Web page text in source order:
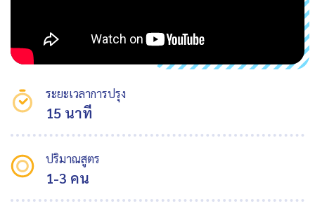
ระยะเวลาการปรุง
15 นาที
ปริมาณสูตร
1-3 คน